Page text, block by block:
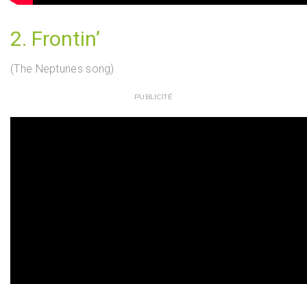
2. Frontin’
(The Neptunes song)
PUBLICITÉ